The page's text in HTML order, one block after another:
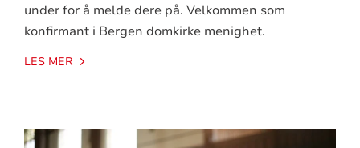
under for å melde dere på. Velkommen som
konfirmant i Bergen domkirke menighet.
LES MER